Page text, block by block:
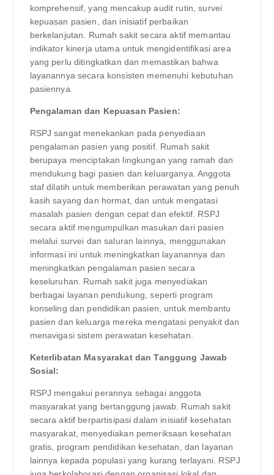
komprehensif, yang mencakup audit rutin, survei
kepuasan pasien, dan inisiatif perbaikan
berkelanjutan. Rumah sakit secara aktif memantau
indikator kinerja utama untuk mengidentifikasi area
yang perlu ditingkatkan dan memastikan bahwa
layanannya secara konsisten memenuhi kebutuhan
pasiennya.
Pengalaman dan Kepuasan Pasien:
RSPJ sangat menekankan pada penyediaan
pengalaman pasien yang positif. Rumah sakit
berupaya menciptakan lingkungan yang ramah dan
mendukung bagi pasien dan keluarganya. Anggota
staf dilatih untuk memberikan perawatan yang penuh
kasih sayang dan hormat, dan untuk mengatasi
masalah pasien dengan cepat dan efektif. RSPJ
secara aktif mengumpulkan masukan dari pasien
melalui survei dan saluran lainnya, menggunakan
informasi ini untuk meningkatkan layanannya dan
meningkatkan pengalaman pasien secara
keseluruhan. Rumah sakit juga menyediakan
berbagai layanan pendukung, seperti program
konseling dan pendidikan pasien, untuk membantu
pasien dan keluarga mereka mengatasi penyakit dan
menavigasi sistem perawatan kesehatan.
Keterlibatan Masyarakat dan Tanggung Jawab
Sosial:
RSPJ mengakui perannya sebagai anggota
masyarakat yang bertanggung jawab. Rumah sakit
secara aktif berpartisipasi dalam inisiatif kesehatan
masyarakat, menyediakan pemeriksaan kesehatan
gratis, program pendidikan kesehatan, dan layanan
lainnya kepada populasi yang kurang terlayani. RSPJ